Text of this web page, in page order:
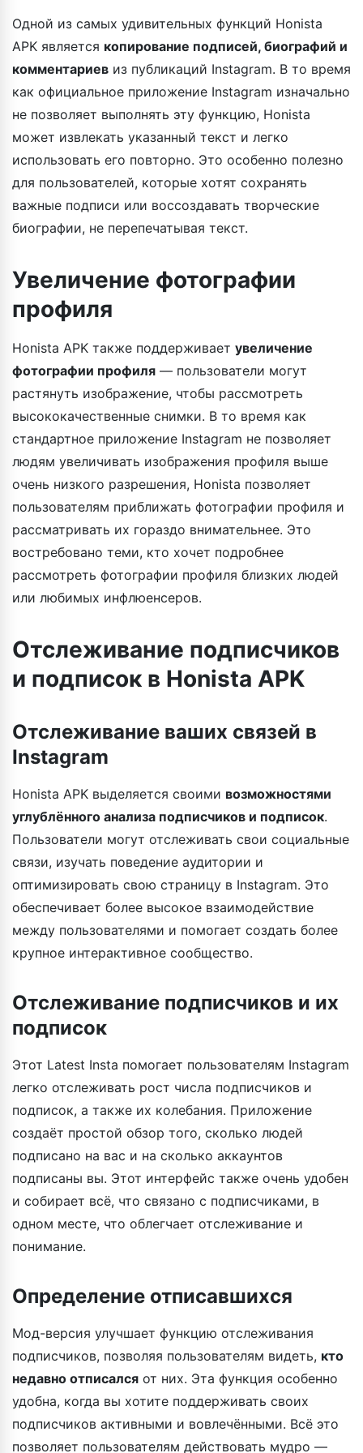
Одной из самых удивительных функций Honista
APK является копирование подписей, биографий и
комментариев из публикаций Instagram. В то время
как официальное приложение Instagram изначально
не позволяет выполнять эту функцию, Honista
может извлекать указанный текст и легко
использовать его повторно. Это особенно полезно
для пользователей, которые хотят сохранять
важные подписи или воссоздавать творческие
биографии, не перепечатывая текст.
Увеличение фотографии
профиля
Honista APK также поддерживает увеличение
фотографии профиля — пользователи могут
растянуть изображение, чтобы рассмотреть
высококачественные снимки. В то время как
стандартное приложение Instagram не позволяет
людям увеличивать изображения профиля выше
очень низкого разрешения, Honista позволяет
пользователям приближать фотографии профиля и
рассматривать их гораздо внимательнее. Это
востребовано теми, кто хочет подробнее
рассмотреть фотографии профиля близких людей
или любимых инфлюенсеров.
Отслеживание подписчиков
и подписок в Honista APK
Отслеживание ваших связей в
Instagram
Honista APK выделяется своими возможностями
углублённого анализа подписчиков и подписок.
Пользователи могут отслеживать свои социальные
связи, изучать поведение аудитории и
оптимизировать свою страницу в Instagram. Это
обеспечивает более высокое взаимодействие
между пользователями и помогает создать более
крупное интерактивное сообщество.
Отслеживание подписчиков и их
подписок
Этот Latest Insta помогает пользователям Instagram
легко отслеживать рост числа подписчиков и
подписок, а также их колебания. Приложение
создаёт простой обзор того, сколько людей
подписано на вас и на сколько аккаунтов
подписаны вы. Этот интерфейс также очень удобен
и собирает всё, что связано с подписчиками, в
одном месте, что облегчает отслеживание и
понимание.
Определение отписавшихся
Мод-версия улучшает функцию отслеживания
подписчиков, позволяя пользователям видеть, кто
недавно отписался от них. Эта функция особенно
удобна, когда вы хотите поддерживать своих
подписчиков активными и вовлечёнными. Всё это
позволяет пользователям действовать мудро —